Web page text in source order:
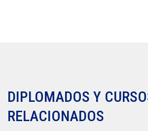
DIPLOMADOS Y
RELACIONADOS